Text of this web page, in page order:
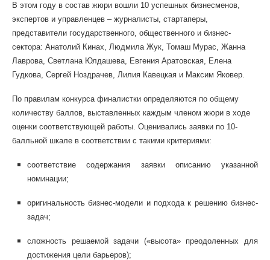
В этом году в состав жюри вошли 10 успешных бизнесменов,
экспертов и управленцев – журналисты, стартаперы,
представители государственного, общественного и бизнес-
сектора: Анатолий Кинах, Людмила Жук, Томаш Мурас, Жанна
Лаврова, Светлана Юлдашева, Евгения Аратовская, Елена
Гудкова, Сергей Ноздрачев, Лилия Кавецкая и Максим Яковер.
По правилам конкурса финалистки определяются по общему
количеству баллов, выставленных каждым членом жюри в ходе
оценки соответствующей работы. Оценивались заявки по 10-
балльной шкале в соответствии с такими критериями:
соответствие содержания заявки описанию указанной
номинации;
оригинальность бизнес-модели и подхода к решению бизнес-
задач;
сложность решаемой задачи («высота» преодоленных для
достижения цели барьеров);